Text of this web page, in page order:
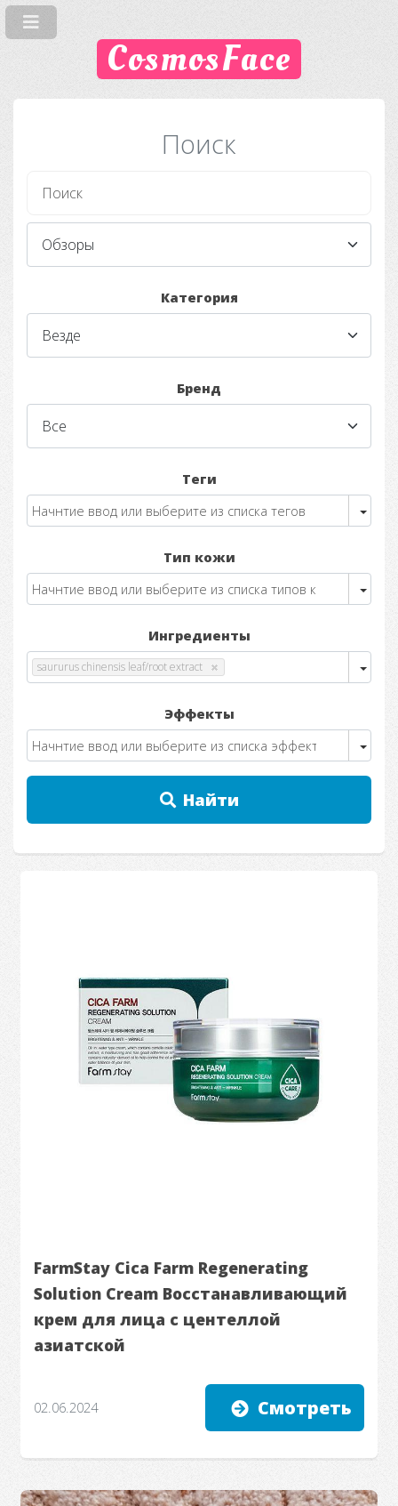
CosmosFace
Поиск
Категория
Бренд
Теги
Тип кожи
Ингредиенты
saururus chinensis leaf/root extract
Эффекты
Найти
FarmStay Cica Farm Regenerating
Solution Cream Восстанавливающий
крем для лица с центеллой
азиатской
02.06.2024 Смотреть